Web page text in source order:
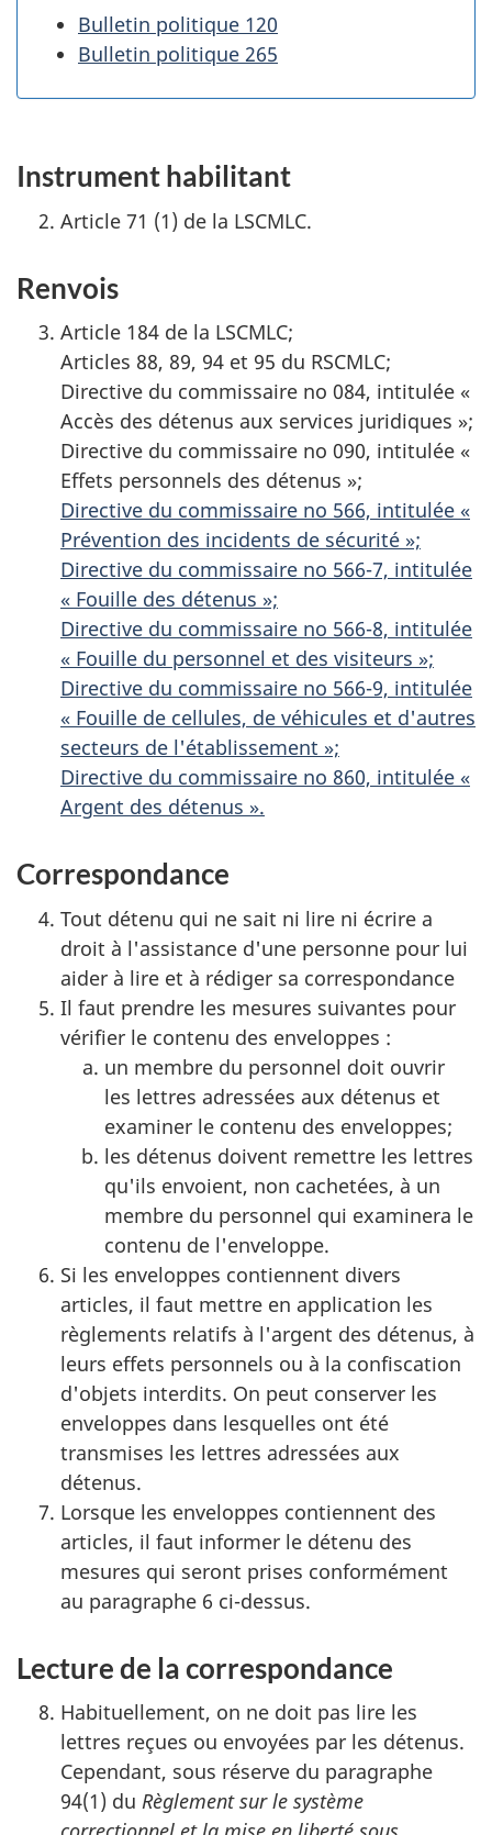
Bulletin politique 120
Bulletin politique 265
Instrument habilitant
Article 71 (1) de la LSCMLC.
Renvois
Article 184 de la LSCMLC;
Articles 88, 89, 94 et 95 du RSCMLC;
Directive du commissaire no 084, intitulée «
Accès des détenus aux services juridiques »;
Directive du commissaire no 090, intitulée «
Effets personnels des détenus »;
Directive du commissaire no 566, intitulée «
Prévention des incidents de sécurité »;
Directive du commissaire no 566-7, intitulée
« Fouille des détenus »;
Directive du commissaire no 566-8, intitulée
« Fouille du personnel et des visiteurs »;
Directive du commissaire no 566-9, intitulée
« Fouille de cellules, de véhicules et d'autres
secteurs de l'établissement »;
Directive du commissaire no 860, intitulée «
Argent des détenus ».
Correspondance
Tout détenu qui ne sait ni lire ni écrire a
droit à l'assistance d'une personne pour lui
aider à lire et à rédiger sa correspondance
Il faut prendre les mesures suivantes pour
vérifier le contenu des enveloppes :
un membre du personnel doit ouvrir
les lettres adressées aux détenus et
examiner le contenu des enveloppes;
les détenus doivent remettre les lettres
qu'ils envoient, non cachetées, à un
membre du personnel qui examinera le
contenu de l'enveloppe.
Si les enveloppes contiennent divers
articles, il faut mettre en application les
règlements relatifs à l'argent des détenus, à
leurs effets personnels ou à la confiscation
d'objets interdits. On peut conserver les
enveloppes dans lesquelles ont été
transmises les lettres adressées aux
détenus.
Lorsque les enveloppes contiennent des
articles, il faut informer le détenu des
mesures qui seront prises conformément
au paragraphe 6 ci-dessus.
Lecture de la correspondance
Habituellement, on ne doit pas lire les
lettres reçues ou envoyées par les détenus.
Cependant, sous réserve du paragraphe
94(1) du Règlement sur le système